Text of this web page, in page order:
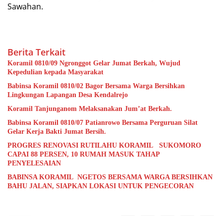
Sawahan.
Berita Terkait
Koramil 0810/09 Ngronggot Gelar Jumat Berkah, Wujud
Kepedulian kepada Masyarakat
Babinsa Koramil 0810/02 Bagor Bersama Warga Bersihkan
Lingkungan Lapangan Desa Kendalrejo
Koramil Tanjunganom Melaksanakan Jum’at Berkah.
Babinsa Koramil 0810/07 Patianrowo Bersama Perguruan Silat
Gelar Kerja Bakti Jumat Bersih.
PROGRES RENOVASI RUTILAHU KORAMIL SUKOMORO
CAPAI 88 PERSEN, 10 RUMAH MASUK TAHAP
PENYELESAIAN
BABINSA KORAMIL NGETOS BERSAMA WARGA BERSIHKAN
BAHU JALAN, SIAPKAN LOKASI UNTUK PENGECORAN